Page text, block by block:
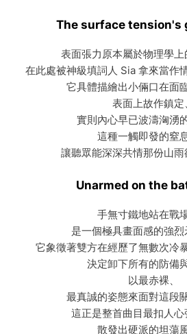
The surface tension's
表面張力原本屬於物理學上
在此處被神級填詞人 Sia 拿來當作
它具體描繪出小倆口在面
表面上故作鎮定
實則內心早已波濤洶湧
這種一觸即發的窒
讓聽眾能深深共情那份山雨
Unarmed on the
手無寸鐵地站在戰
是一個極具畫面感的強烈
它象徵著雙方在經歷了無數次冷
決定卸下所有的防備
以最赤裸、
最真誠的姿態來面對這段
這正是整首曲目最扣人心
散發出硬派的坦蕩風